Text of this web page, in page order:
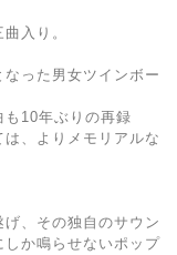
入り。
った男女ツインボー
も10年ぶりの再録
、よりメモリアルな
、その独自のサウン
しか鳴らせないポップ